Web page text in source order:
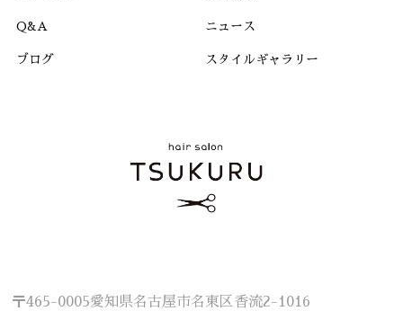
Q&A ニュース
ブログ スタイルギャラリー
〒465-0005愛知県名古屋市名東区香流2-1016